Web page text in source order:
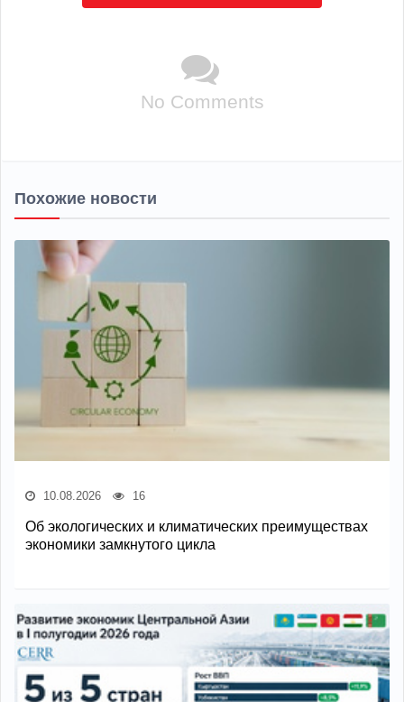
No Comments
Похожие новости
10.08.2026 16
Об экологических и климатических преимуществах
экономики замкнутого цикла